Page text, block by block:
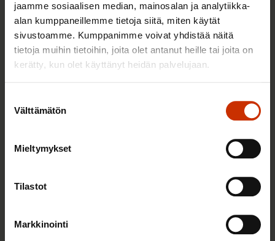
jaamme sosiaalisen median, mainosalan ja analytiikka-
alan kumppaneillemme tietoja siitä, miten käytät
sivustoamme. Kumppanimme voivat yhdistää näitä
tietoja muihin tietoihin, joita olet antanut heille tai joita on
kerätty, kun olet käyttänyt heidän palvelujaan.
valinta
Välttämätön
Mieltymykset
Tilastot
Markkinointi
Lisää kirjoittajalta
TYÖNTEKIJÄN OIKEUDET